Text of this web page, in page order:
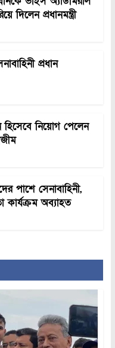
দিলেন প্রধানমন্ত্রী
প্রধান
হিসেবে নিয়োগ পেলেন
পাশে সেনাবাহিনী,
কার্যক্রম অব্যাহত